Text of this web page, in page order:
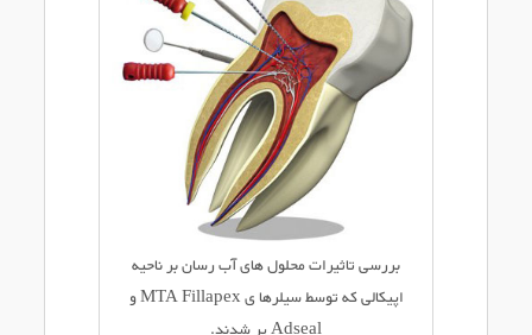
بررسی تاثیرات محلول های آب رسان بر ناحیه
اپیکالی که توسط سیلرها ی MTA Fillapex و